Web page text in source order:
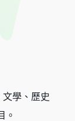
學、歷史
。